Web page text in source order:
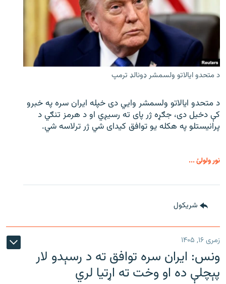
د متحدو ایالاتو ولسمشر ډونالډ ترمپ
د متحدو ایالاتو ولسمشر وايي دی خپله ایران سره په خبرو
کې دخیل دی، جګړه ژر پای ته رسیږي او د هرمز تنګي د
پرانیستلو په هکله یو توافق کیدای شي ژر ترلاسه شي.
نور ولولئ ...
شريکول
زمری ۱۶, ۱۴۰۵
ونس: ایران سره توافق ته د رسېدو لار
پېچلې ده او وخت ته اړتیا لري